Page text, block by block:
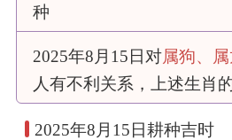
种
2025年8月15日对属狗、
人有不利关系，上述生肖
2025年8月15日耕种吉时